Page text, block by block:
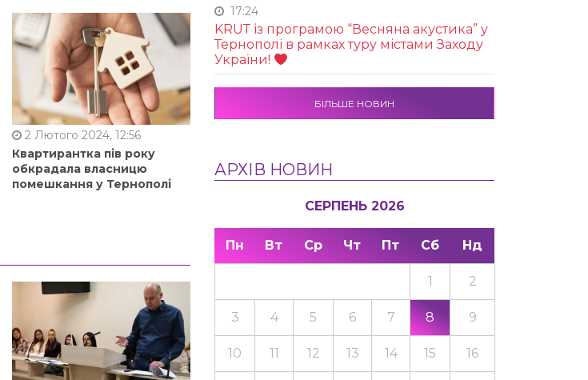
2 Лютого 2024, 12:56
Квартирантка пів року
обкрадала власницю
помешкання у Тернополі
17:24
KRUТ із програмою “Весняна акустика” у
Тернополі в рамках туру містами Заходу
України!
БІЛЬШЕ НОВИН
АРХІВ НОВИН
СЕРПЕНЬ 2026
Пн Вт Ср Чт Пт Сб Нд
1 2
3 4 5 6 7 8 9
10 11 12 13 14 15 16